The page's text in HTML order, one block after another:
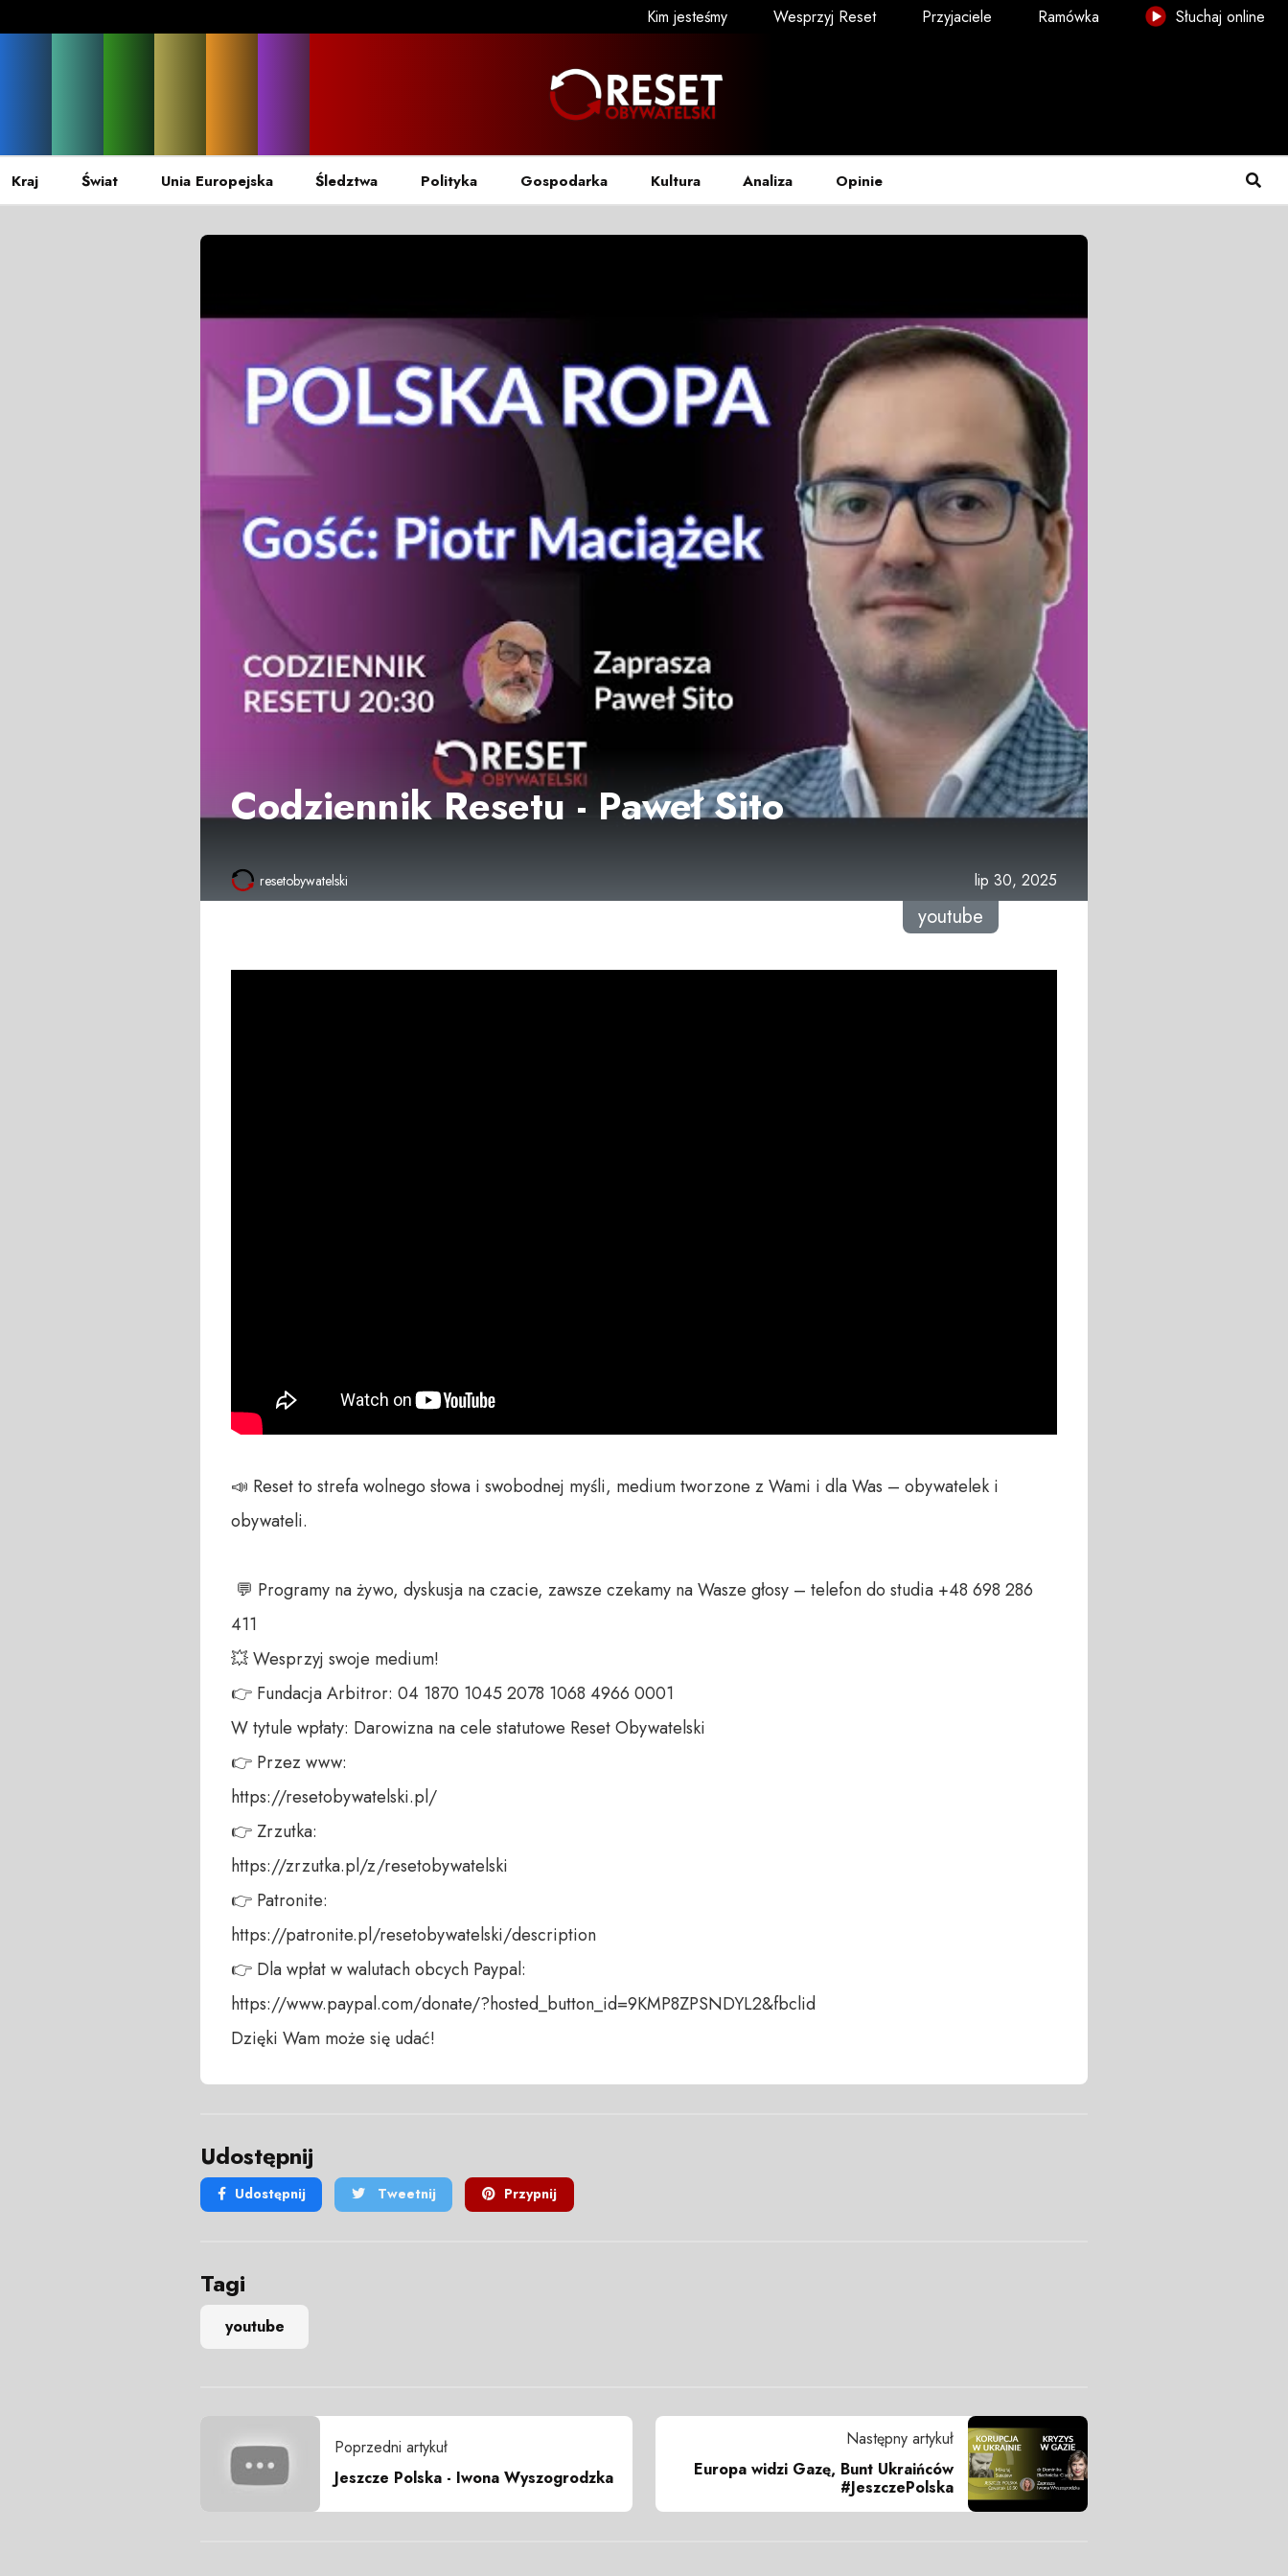
Kim jesteśmy Wesprzyj Reset Przyjaciele Ramówka Słuchaj online
Kraj Świat Unia Europejska Śledztwa Polityka Gospodarka Kultura Analiza Opinie
Codziennik Resetu - Paweł Sito
resetobywatelski lip 30, 2025
youtube
📣 Reset to strefa wolnego słowa i swobodnej myśli, medium tworzone z Wami i dla Was – obywatelek i
obywateli.
411
💥 Wesprzyj swoje medium!
👉 Fundacja Arbitror: 04 1870 1045 2078 1068 4966 0001
W tytule wpłaty: Darowizna na cele statutowe Reset Obywatelski
👉 Przez www:
https://resetobywatelski.pl/
👉 Zrzutka:
https://zrzutka.pl/z/resetobywatelski
👉 Patronite:
https://patronite.pl/resetobywatelski/description
👉 Dla wpłat w walutach obcych Paypal:
https://www.paypal.com/donate/?hosted_button_id=9KMP8ZPSNDYL2&fbclid
Dzięki Wam może się udać!
Udostępnij
Udostępnij Tweetnij Przypnij
Tagi
youtube
Poprzedni artykuł
Jeszcze Polska - Iwona Wyszogrodzka
Następny artykuł
Europa widzi Gazę, Bunt Ukraińców
#JeszczePolska